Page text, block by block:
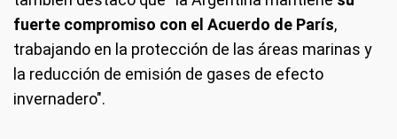
fuerte compromiso con el Acuerdo de París,
trabajando en la protección de las áreas marinas y
la reducción de emisión de gases de efecto
invernadero".